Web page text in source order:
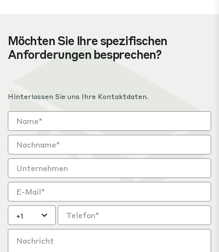
Möchten Sie Ihre spezifischen
Anforderungen besprechen?
Hinterlassen Sie uns Ihre Kontaktdaten.